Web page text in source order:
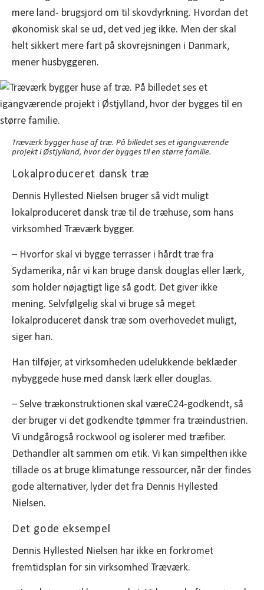
mere land- brugsjord om til skovdyrkning. Hvordan det
økonomisk skal se ud, det ved jeg ikke. Men der skal
helt sikkert mere fart på skovrejsningen i Danmark,
mener husbyggeren.
Træværk bygger huse af træ. På billedet ses et igangværende
projekt i Østjylland, hvor der bygges til en større familie.
Lokalproduceret dansk træ
Dennis Hyllested Nielsen bruger så vidt muligt
lokalproduceret dansk træ til de træhuse, som hans
virksomhed Træværk bygger.
– Hvorfor skal vi bygge terrasser i hårdt træ fra
Sydamerika, når vi kan bruge dansk douglas eller lærk,
som holder nøjagtigt lige så godt. Det giver ikke
mening. Selvfølgelig skal vi bruge så meget
lokalproduceret dansk træ som overhovedet muligt,
siger han.
Han tilføjer, at virksomheden udelukkende beklæder
nybyggede huse med dansk lærk eller douglas.
– Selve trækonstruktionen skal væreC24-godkendt, så
der bruger vi det godkendte tømmer fra træindustrien.
Vi undgårogså rockwool og isolerer med træfiber.
Dethandler alt sammen om etik. Vi kan simpelthen ikke
tillade os at bruge klimatunge ressourcer, når der findes
gode alternativer, lyder det fra Dennis Hyllested
Nielsen.
Det gode eksempel
Dennis Hyllested Nielsen har ikke en forkromet
fremtidsplan for sin virksomhed Træværk.